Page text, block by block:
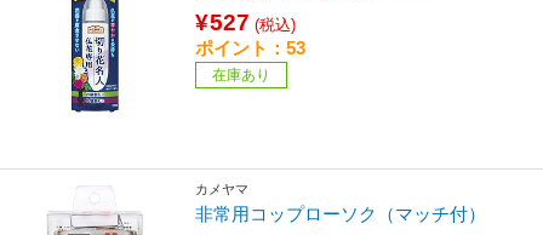
¥527 (税込)
ポイント：53
在庫あり
カメヤマ
非常用コップローソク（マッチ付）